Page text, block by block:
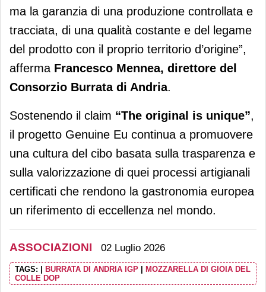
ma la garanzia di una produzione controllata e
tracciata, di una qualità costante e del legame
del prodotto con il proprio territorio d’origine”,
afferma Francesco Mennea, direttore del
Consorzio Burrata di Andria.
Sostenendo il claim “The original is unique”,
il progetto Genuine Eu continua a promuovere
una cultura del cibo basata sulla trasparenza e
sulla valorizzazione di quei processi artigianali
certificati che rendono la gastronomia europea
un riferimento di eccellenza nel mondo.
ASSOCIAZIONI 02 Luglio 2026
TAGS: BURRATA DI ANDRIA IGP
MOZZARELLA DI GIOIA DEL
COLLE DOP